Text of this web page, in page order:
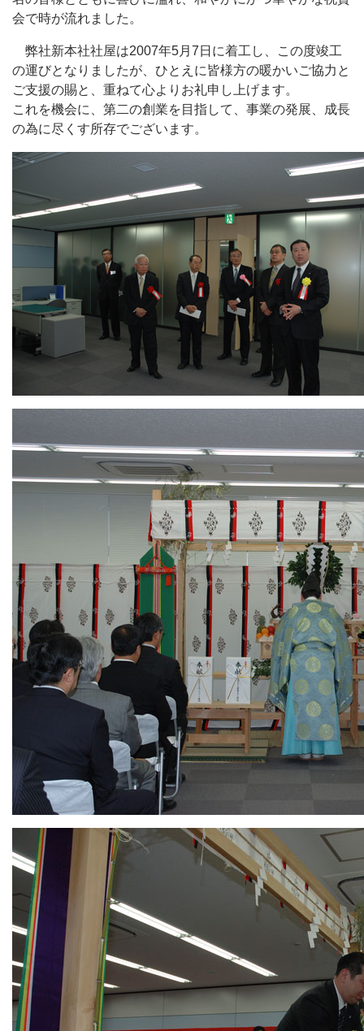
会で時が流れました。
弊社新本社社屋は2007年5月7日に着工し、この度竣工
の運びとなりましたが、ひとえに皆様方の暖かいご協力と
ご支援の賜と、重ねて心よりお礼申し上げます。
これを機会に、第二の創業を目指して、事業の発展、成長
の為に尽くす所存でございます。